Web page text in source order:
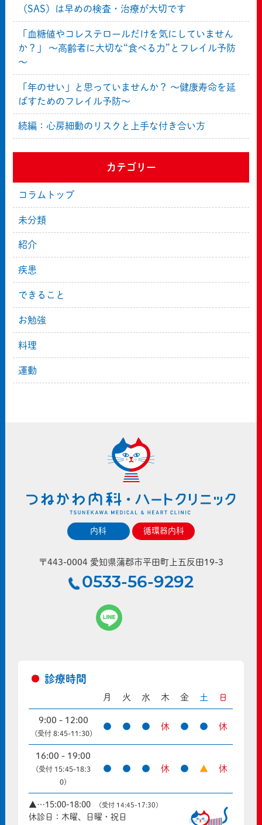
（SAS）は早めの検査・治療が大切です
「血糖値やコレステロールだけを気にしていません
か？」 ～高齢者に大切な“食べる力”とフレイル予防
～
「年のせい」と思っていませんか？ ～健康寿命を延
ばすためのフレイル予防～
続編：心房細動のリスクと上手な付き合い方
カテゴリー
コラムトップ
未分類
紹介
疾患
できること
お勉強
料理
運動
内科 循環器内科
〒443-0004 愛知県蒲郡市平田町上五反田19-3
0533-56-9292
診療時間
月 火 水 木 金 土 日
9:00 - 12:00
(受付 8:45-11:30)
● ● ● 休 ● ● 休
16:00 - 19:00
(受付 15:45-18:3
0)
● ● ● 休 ● ▲ 休
▲…15:00-18:00 (受付 14:45-17:30)
休診日：木曜、日曜・祝日